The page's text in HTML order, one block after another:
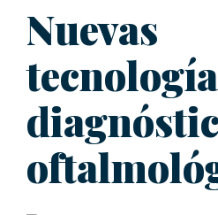
Nuevas